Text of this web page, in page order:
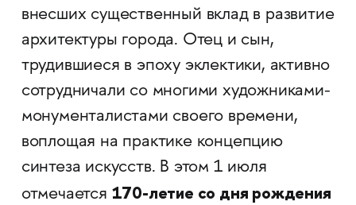
внесших существенный вклад в развитие
архитектуры города. Отец и сын,
трудившиеся в эпоху эклектики, активно
сотрудничали со многими художниками-
монументалистами своего времени,
воплощая на практике концепцию
синтеза искусств. В этом 1 июля
отмечается 170-летие со дня рождения